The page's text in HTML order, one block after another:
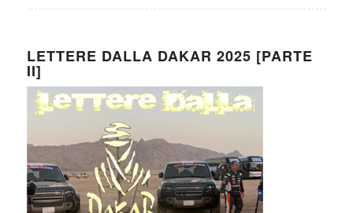
LETTERE DALLA DAKAR 2025 [PARTE
II]